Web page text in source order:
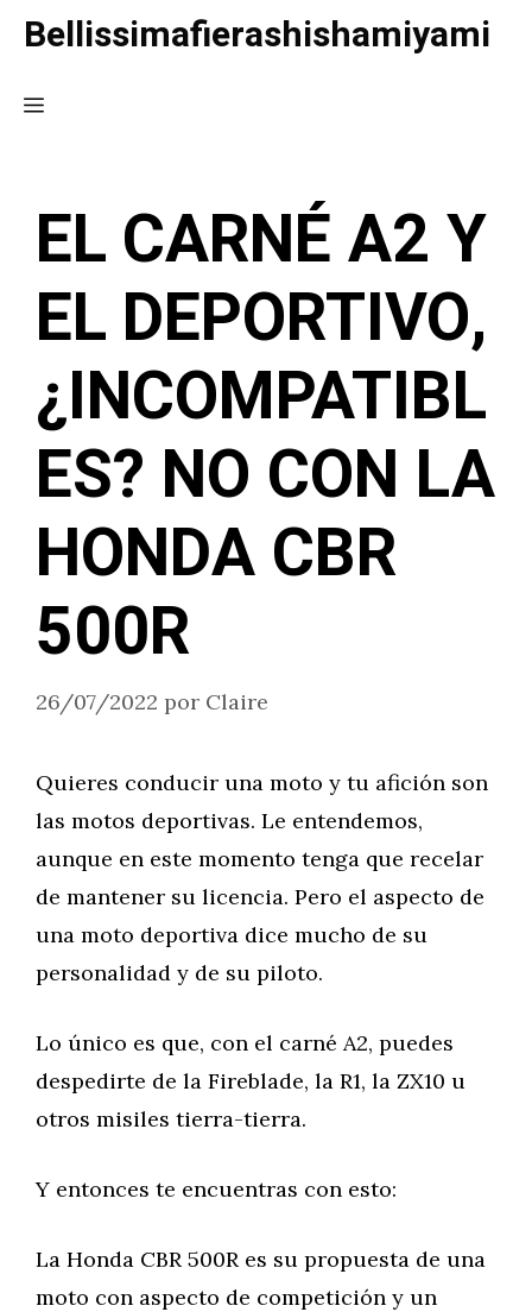
Saltar
contenido
Bellissimafierashishamiyami
Menú
EL CARNÉ A2 Y
EL DEPORTIVO,
¿INCOMPATIBL
ES? NO CON LA
HONDA CBR
500R
26/07/2022 por Claire
Quieres conducir una moto y tu afición son
las motos deportivas. Le entendemos,
aunque en este momento tenga que recelar
de mantener su licencia. Pero el aspecto de
una moto deportiva dice mucho de su
personalidad y de su piloto.
Lo único es que, con el carné A2, puedes
despedirte de la Fireblade, la R1, la ZX10 u
otros misiles tierra-tierra.
Y entonces te encuentras con esto:
La Honda CBR 500R es su propuesta de una
moto con aspecto de competición y un